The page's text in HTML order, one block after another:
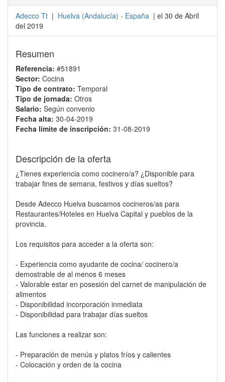
Adecco Tt | Huelva (Andalucía) - España | el 30 de Abril
del 2019
Resumen
Referencia: #51891
Sector: Cocina
Tipo de contrato: Temporal
Tipo de jornada: Otros
Salario: Según convenio
Fecha alta: 30-04-2019
Fecha límite de inscripción: 31-08-2019
Descripción de la oferta
¿Tienes experiencia como cocinero/a? ¿Disponible para
trabajar fines de semana, festivos y días sueltos?
Desde Adecco Huelva buscamos cocineros/as para
Restaurantes/Hoteles en Huelva Capital y pueblos de la
provincia.
Los requisitos para acceder a la oferta son:
- Experiencia como ayudante de cocina/ cocinero/a
demostrable de al menos 6 meses
- Valorable estar en posesión del carnet de manipulación de
alimentos
- Disponibilidad incorporación inmediata
- Disponibilidad para trabajar días sueltos
Las funciones a realizar son:
- Preparación de menús y platos fríos y calientes
- Colocación y orden de la cocina